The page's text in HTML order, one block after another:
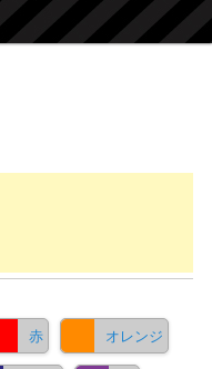
赤 オレンジ